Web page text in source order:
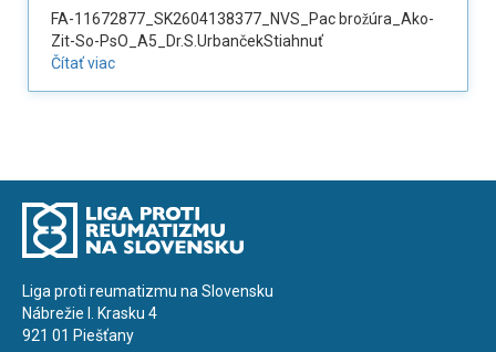
FA-11672877_SK2604138377_NVS_Pac brožúra_Ako-
Zit-So-PsO_A5_Dr.S.UrbančekStiahnuť
Čítať viac
Liga proti reumatizmu na Slovensku
Nábrežie I. Krasku 4
921 01 Piešťany